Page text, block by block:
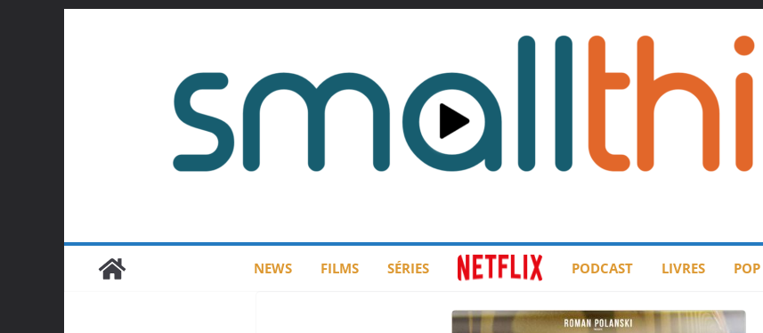
NEWS FILMS SÉRIES PODCAST LIVRES